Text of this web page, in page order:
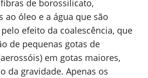
de borossilicato,
ao óleo e a água que são
efeito da coalescência, que
de pequenas gotas de
em gotas maiores,
da gravidade. Apenas os